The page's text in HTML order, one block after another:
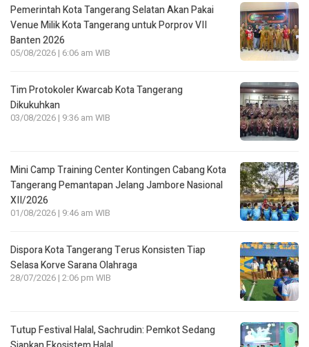
Pemerintah Kota Tangerang Selatan Akan Pakai
Venue Milik Kota Tangerang untuk Porprov VII
Banten 2026
05/08/2026 | 6:06 am WIB
Tim Protokoler Kwarcab Kota Tangerang
Dikukuhkan
03/08/2026 | 9:36 am WIB
Mini Camp Training Center Kontingen Cabang Kota
Tangerang Pemantapan Jelang Jambore Nasional
XII/2026
01/08/2026 | 9:46 am WIB
Dispora Kota Tangerang Terus Konsisten Tiap
Selasa Korve Sarana Olahraga
28/07/2026 | 2:06 pm WIB
Tutup Festival Halal, Sachrudin: Pemkot Sedang